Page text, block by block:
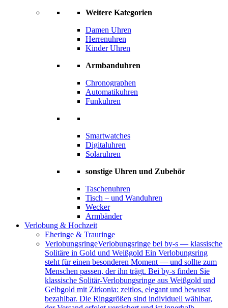
Weitere Kategorien
Damen Uhren
Herrenuhren
Kinder Uhren
Armbanduhren
Chronographen
Automatikuhren
Funkuhren
Smartwatches
Digitaluhren
Solaruhren
sonstige Uhren und Zubehör
Taschenuhren
Tisch – und Wanduhren
Wecker
Armbänder
Verlobung & Hochzeit
Eheringe & Trauringe
VerlobungsringeVerlobungsringe bei by-s — klassische
Solitäre in Gold und Weißgold Ein Verlobungsring
steht für einen besonderen Moment — und sollte zum
Menschen passen, der ihn trägt. Bei by-s finden Sie
klassische Solitär-Verlobungsringe aus Weißgold und
Gelbgold mit Zirkonia: zeitlos, elegant und bewusst
bezahlbar. Die Ringgrößen sind individuell wählbar,